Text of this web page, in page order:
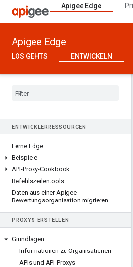
Apigee Edge
Apigee Edge
LOS GEHTS ENTWICKELN
ENTWICKLERRESSOURCEN
Lerne Edge
Beispiele
API-Proxy-Cookbook
Befehlszeilentools
Daten aus einer Apigee-
Bewertungsorganisation migrieren
PROXYS ERSTELLEN
Grundlagen
Informationen zu Organisationen
APIs und API-Proxys